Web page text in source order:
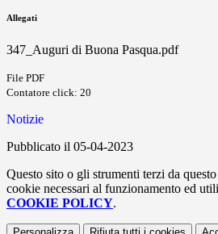
Allegati
347_Auguri di Buona Pasqua.pdf
File PDF
Contatore click: 20
Notizie
Pubblicato il 05-04-2023
Questo sito o gli strumenti terzi da
cookie necessari al funzionamento ed
COOKIE POLICY.